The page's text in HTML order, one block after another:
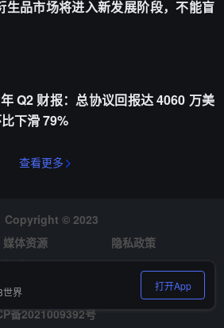
生品市场将进入新发展阶段，不能盲
Q2 财报：总协议回报达 4060 万美
下滑 79%
查看更多
Copyright © 2023
媒体资源
隐私政策
招聘
备2021009392号
世界 打开App